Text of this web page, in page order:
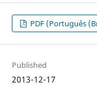
PDF (Português
Published
2013-12-17